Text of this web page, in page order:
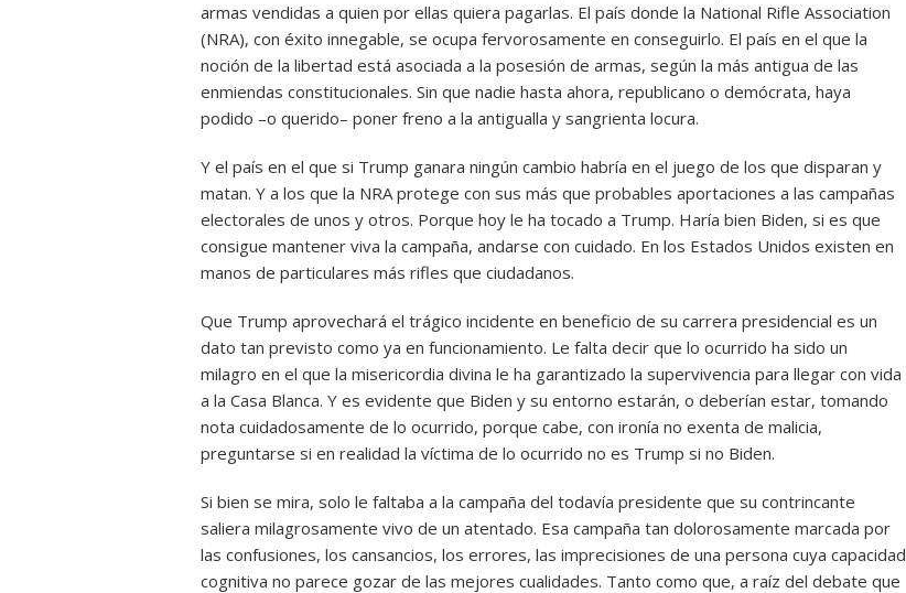
armas vendidas a quien por ellas quiera pagarlas. El país donde la National Rifle Association
(NRA), con éxito innegable, se ocupa fervorosamente en conseguirlo. El país en el que la
noción de la libertad está asociada a la posesión de armas, según la más antigua de las
enmiendas constitucionales. Sin que nadie hasta ahora, republicano o demócrata, haya
podido –o querido– poner freno a la antigualla y sangrienta locura.
Y el país en el que si Trump ganara ningún cambio habría en el juego de los que disparan y
matan. Y a los que la NRA protege con sus más que probables aportaciones a las campañas
electorales de unos y otros. Porque hoy le ha tocado a Trump. Haría bien Biden, si es que
consigue mantener viva la campaña, andarse con cuidado. En los Estados Unidos existen en
manos de particulares más rifles que ciudadanos.
Que Trump aprovechará el trágico incidente en beneficio de su carrera presidencial es un
dato tan previsto como ya en funcionamiento. Le falta decir que lo ocurrido ha sido un
milagro en el que la misericordia divina le ha garantizado la supervivencia para llegar con vida
a la Casa Blanca. Y es evidente que Biden y su entorno estarán, o deberían estar, tomando
nota cuidadosamente de lo ocurrido, porque cabe, con ironía no exenta de malicia,
preguntarse si en realidad la víctima de lo ocurrido no es Trump si no Biden.
Si bien se mira, solo le faltaba a la campaña del todavía presidente que su contrincante
saliera milagrosamente vivo de un atentado. Esa campaña tan dolorosamente marcada por
las confusiones, los cansancios, los errores, las imprecisiones de una persona cuya capacidad
cognitiva no parece gozar de las mejores cualidades. Tanto como que, a raíz del debate que